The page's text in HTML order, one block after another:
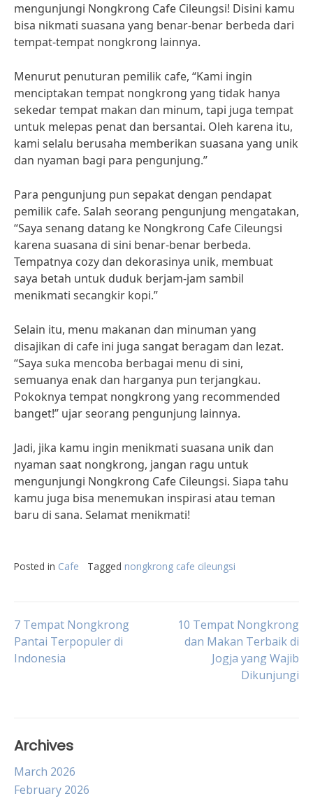
mengunjungi Nongkrong Cafe Cileungsi! Disini kamu
bisa nikmati suasana yang benar-benar berbeda dari
tempat-tempat nongkrong lainnya.
Menurut penuturan pemilik cafe, “Kami ingin
menciptakan tempat nongkrong yang tidak hanya
sekedar tempat makan dan minum, tapi juga tempat
untuk melepas penat dan bersantai. Oleh karena itu,
kami selalu berusaha memberikan suasana yang unik
dan nyaman bagi para pengunjung.”
Para pengunjung pun sepakat dengan pendapat
pemilik cafe. Salah seorang pengunjung mengatakan,
“Saya senang datang ke Nongkrong Cafe Cileungsi
karena suasana di sini benar-benar berbeda.
Tempatnya cozy dan dekorasinya unik, membuat
saya betah untuk duduk berjam-jam sambil
menikmati secangkir kopi.”
Selain itu, menu makanan dan minuman yang
disajikan di cafe ini juga sangat beragam dan lezat.
“Saya suka mencoba berbagai menu di sini,
semuanya enak dan harganya pun terjangkau.
Pokoknya tempat nongkrong yang recommended
banget!” ujar seorang pengunjung lainnya.
Jadi, jika kamu ingin menikmati suasana unik dan
nyaman saat nongkrong, jangan ragu untuk
mengunjungi Nongkrong Cafe Cileungsi. Siapa tahu
kamu juga bisa menemukan inspirasi atau teman
baru di sana. Selamat menikmati!
Posted in Cafe Tagged nongkrong cafe cileungsi
Post
navigation
7 Tempat Nongkrong
Pantai Terpopuler di
Indonesia
10 Tempat Nongkrong
dan Makan Terbaik di
Jogja yang Wajib
Dikunjungi
Archives
March 2026
February 2026